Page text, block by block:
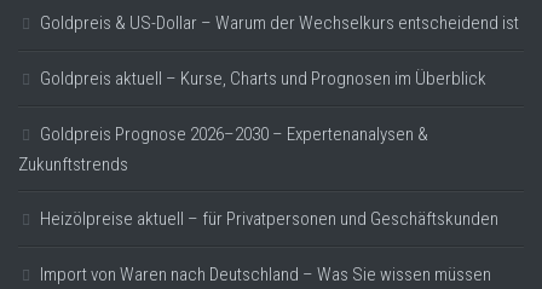
Goldpreis & US-Dollar – Warum der Wechselkurs entscheidend ist
Goldpreis aktuell – Kurse, Charts und Prognosen im Überblick
Goldpreis Prognose 2026–2030 – Expertenanalysen &
Zukunftstrends
Heizölpreise aktuell – für Privatpersonen und Geschäftskunden
Import von Waren nach Deutschland – Was Sie wissen müssen